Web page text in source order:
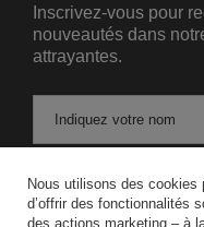
Inscrivez-vous pour
nouveautés dans
attrayantes.
Indiquez votre nom
Saisissez votre
Nous utilisons des
d’offrir des fonctionnalités
des actions marketing – à